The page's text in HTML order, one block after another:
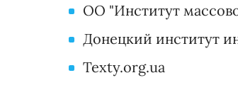
ОО "Институт
Донецкий институт
Texty.org.ua